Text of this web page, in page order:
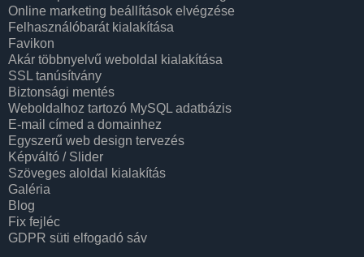
Online marketing beállítások elvégzése
Felhasználóbarát kialakítása
Favikon
Akár többnyelvű weboldal kialakítása
SSL tanúsítvány
Biztonsági mentés
Weboldalhoz tartozó MySQL adatbázis
E-mail címed a domainhez
Egyszerű web design tervezés
Képváltó / Slider
Szöveges aloldal kialakítás
Galéria
Blog
Fix fejléc
GDPR süti elfogadó sáv